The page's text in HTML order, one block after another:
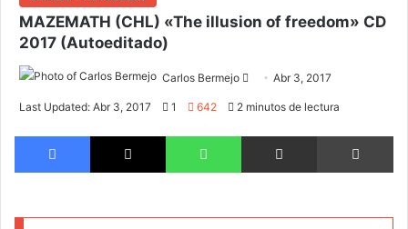
MAZEMATH (CHL) «The illusion of freedom» CD
2017 (Autoeditado)
Carlos Bermejo Abr 3, 2017
Last Updated: Abr 3, 2017 1 642 2 minutos de lectura
Facebook X WhatsApp Compartir via email